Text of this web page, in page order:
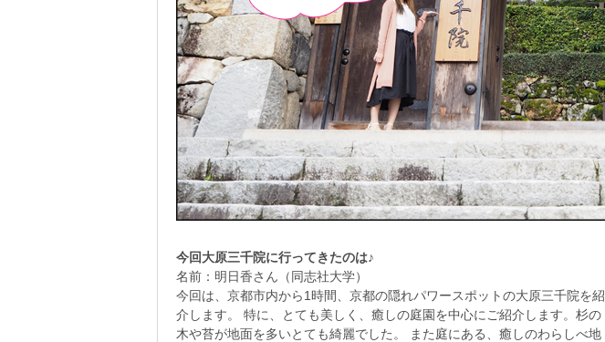
今回大原三千院に行ってきたのは♪
名前：明日香さん（同志社大学）
今回は、京都市内から1時間、京都の隠れパワースポットの大原三千院を紹
介します。 特に、とても美しく、癒しの庭園を中心にご紹介します。杉の
木や苔が地面を多いとても綺麗でした。 また庭にある、癒しのわらしべ地